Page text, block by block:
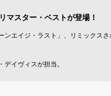
マスター・ベストが登場！
エイジ・ラスト」、リミックス
イヴィスが担当。